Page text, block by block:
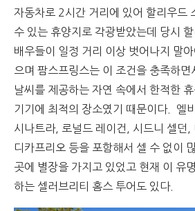
자동차로 2시간 거리에 있어 할리우드
수 있는 휴양지로 각광받았는데 당시
배우들이 일정 거리 이상 벗어나지 말
으며 팜스프링스는 이 조건을 충족하
날씨를 제공하는 자연 속에서 한적한
기기에 최적의 장소였기 때문이다. 엘
시나트라, 로널드 레이건, 시드니 셀던,
디카프리오 등을 포함해서 셀 수 없이
곳에 별장을 가지고 있었고 현재 이 유
하는 셀러브리티 홈스 투어도 있다.